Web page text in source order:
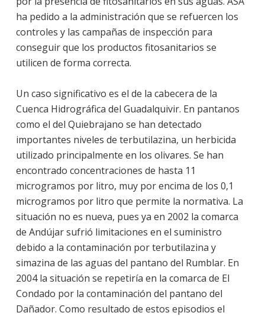
ha pedido a la administración que se refuercen los
controles y las campañas de inspección para
conseguir que los productos fitosanitarios se
utilicen de forma correcta.
Un caso significativo es el de la cabecera de la
Cuenca Hidrográfica del Guadalquivir. En pantanos
como el del Quiebrajano se han detectado
importantes niveles de terbutilazina, un herbicida
utilizado principalmente en los olivares. Se han
encontrado concentraciones de hasta 11
microgramos por litro, muy por encima de los 0,1
microgramos por litro que permite la normativa. La
situación no es nueva, pues ya en 2002 la comarca
de Andújar sufrió limitaciones en el suministro
debido a la contaminación por terbutilazina y
simazina de las aguas del pantano del Rumblar. En
2004 la situación se repetiría en la comarca de El
Condado por la contaminación del pantano del
Dañador. Como resultado de estos episodios el